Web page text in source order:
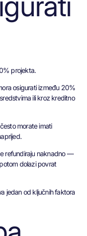
projekta.
osigurati između 20%
ili kroz kreditno
morate imati
refundiraju naknadno —
dolazi povrat
jedan od ključnih faktora